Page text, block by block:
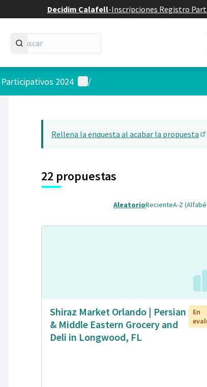
Decidim Calafell-Inscripciones Registro
2024 Menú de usuario
/
Rellena la enquesta al acabar la propuesta
22 propuestas
AleatorioRecienteA-Z
Shiraz Market Orlando | Persian
& Middle Eastern Grocery and
Deli in Longwood, FL
En